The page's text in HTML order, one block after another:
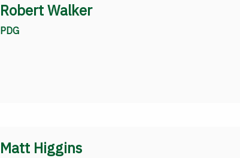
Robert Walker
PDG
Matt Higgins